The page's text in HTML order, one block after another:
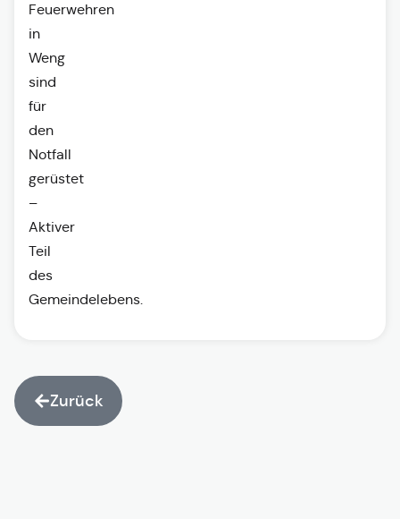
Feuerwehren
in
Weng
sind
für
den
Notfall
gerüstet
–
Aktiver
Teil
des
Gemeindelebens.
Zurück